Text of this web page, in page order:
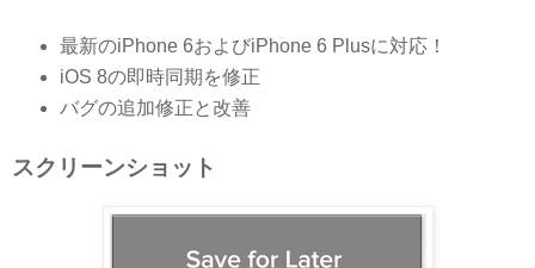
最新のiPhone 6およびiPhone 6 Plusに対応！
iOS 8の即時同期を修正
バグの追加修正と改善
スクリーンショット